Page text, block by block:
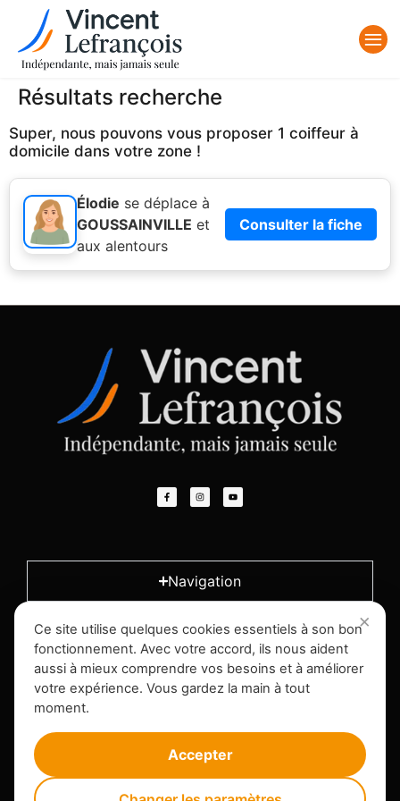
Résultats recherche
Super, nous pouvons vous proposer 1 coiffeur à
domicile dans votre zone !
Élodie se déplace à
GOUSSAINVILLE et
aux alentours
Consulter la fiche
Navigation
L'entreprise
Infos légales
Ce site utilise quelques cookies essentiels à son bon
fonctionnement. Avec votre accord, ils nous aident
aussi à mieux comprendre vos besoins et à améliorer
votre expérience. Vous gardez la main à tout
moment.
Accepter